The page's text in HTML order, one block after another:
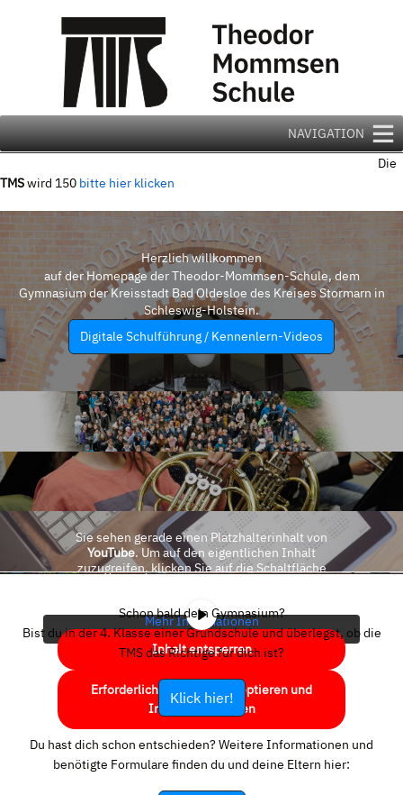
NAVIGATION
Die
TMSwird 150 bitte hier klicken
Herzlich willkommen
auf der Homepage der Theodor-Mommsen-Schule, dem
Gymnasium der Kreisstadt Bad Oldesloe des Kreises Stormarn in
Schleswig-Holstein.
Digitale Schulführung / Kennenlern-Videos
Sie sehen gerade einen Platzhalterinhalt von
YouTube. Um auf den eigentlichen Inhalt
zuzugreifen, klicken Sie auf die Schaltfläche
Mehr Informationen
Inhalt entsperren
Erforderlichen Service akzeptieren und
Inhalte entsperren
Schon bald dein Gymnasium?
Bist du in der 4. Klasse einer Grundschule und überlegst, ob die
TMS das Richtige für dich ist?
Klick hier!
Du hast dich schon entschieden? Weitere Informationen und
benötigte Formulare finden du und deine Eltern hier: